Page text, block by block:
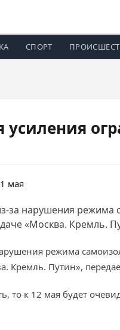
СПОРТ
усиления
за нарушения режима
«Москва. Кремль.
режима
Кремль. Путин»,
то к 12 мая будет